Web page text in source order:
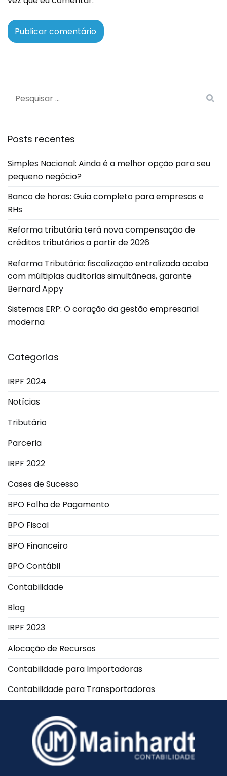
Posts recentes
Simples Nacional: Ainda é a melhor opção para seu
pequeno negócio?
Banco de horas: Guia completo para empresas e
RHs
Reforma tributária terá nova compensação de
créditos tributários a partir de 2026
Reforma Tributária: fiscalização entralizada acaba
com múltiplas auditorias simultâneas, garante
Bernard Appy
Sistemas ERP: O coração da gestão empresarial
moderna
Categorias
IRPF 2024
Notícias
Tributário
Parceria
IRPF 2022
Cases de Sucesso
BPO Folha de Pagamento
BPO Fiscal
BPO Financeiro
BPO Contábil
Contabilidade
Blog
IRPF 2023
Alocação de Recursos
Contabilidade para Importadoras
Contabilidade para Transportadoras